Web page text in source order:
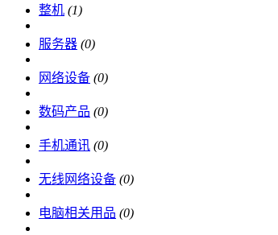
整机 (1)
服务器 (0)
网络设备 (0)
数码产品 (0)
手机通讯 (0)
无线网络设备 (0)
电脑相关用品 (0)